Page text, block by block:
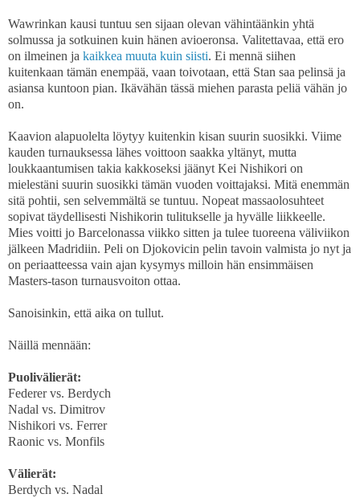
Wawrinkan kausi tuntuu sen sijaan olevan vähintäänkin yhtä
solmussa ja sotkuinen kuin hänen avioeronsa. Valitettavaa, että ero
on ilmeinen ja kaikkea muuta kuin siisti. Ei mennä siihen
kuitenkaan tämän enempää, vaan toivotaan, että Stan saa pelinsä ja
asiansa kuntoon pian. Ikävähän tässä miehen parasta peliä vähän jo
on.
Kaavion alapuolelta löytyy kuitenkin kisan suurin suosikki. Viime
kauden turnauksessa lähes voittoon saakka yltänyt, mutta
loukkaantumisen takia kakkoseksi jäänyt Kei Nishikori on
mielestäni suurin suosikki tämän vuoden voittajaksi. Mitä enemmän
sitä pohtii, sen selvemmältä se tuntuu. Nopeat massaolosuhteet
sopivat täydellisesti Nishikorin tulitukselle ja hyvälle liikkeelle.
Mies voitti jo Barcelonassa viikko sitten ja tulee tuoreena väliviikon
jälkeen Madridiin. Peli on Djokovicin pelin tavoin valmista jo nyt ja
on periaatteessa vain ajan kysymys milloin hän ensimmäisen
Masters-tason turnausvoiton ottaa.
Sanoisinkin, että aika on tullut.
Näillä mennään:
Puolivälierät:
Federer vs. Berdych
Nadal vs. Dimitrov
Nishikori vs. Ferrer
Raonic vs. Monfils
Välierät:
Berdych vs. Nadal